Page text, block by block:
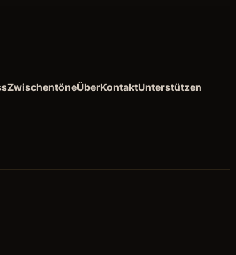
ZwischentöneÜberKontaktUnterstützen